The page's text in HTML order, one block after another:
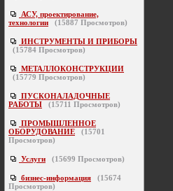
АСУ, проектирование,
технологии
(15887 Просмотров)
ИНСТРУМЕНТЫ И ПРИБОРЫ
(15784 Просмотров)
МЕТАЛЛОКОНСТРУКЦИИ
(15779 Просмотров)
ПУСКОНАЛАДОЧНЫЕ
РАБОТЫ
(15711 Просмотров)
ПРОМЫШЛЕННОЕ
ОБОРУДОВАНИЕ
(15701
Просмотров)
Услуги (15699 Просмотров)
бизнес-информация (15674
Просмотров)